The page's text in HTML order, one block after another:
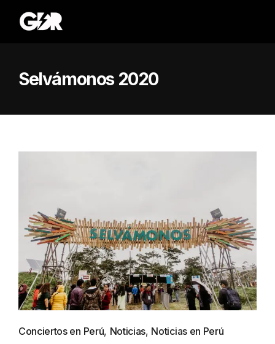
Selvámonos 2020
Conciertos en Perú, Noticias, Noticias en Perú